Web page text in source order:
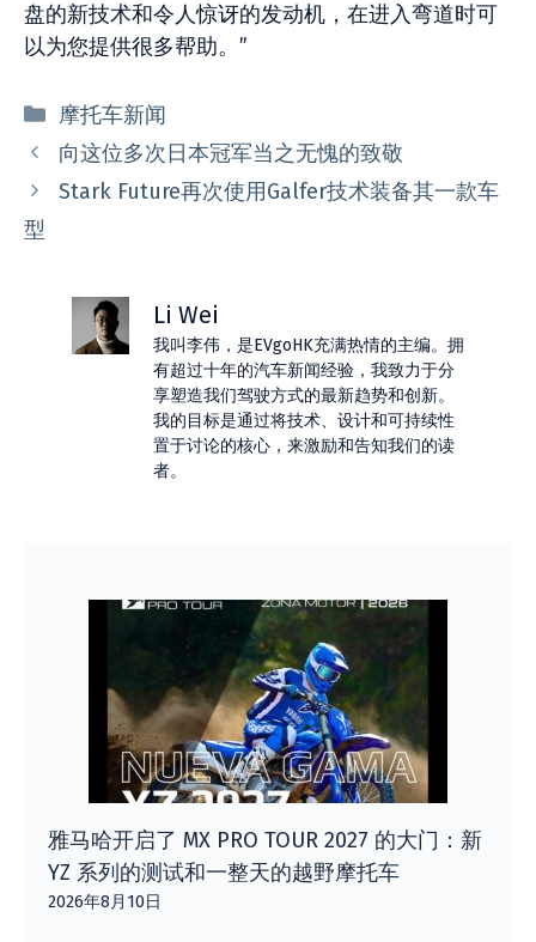
盘的新技术和令人惊讶的发动机，在进入弯道时可
以为您提供很多帮助。”
分
类
摩托车新闻
向这位多次日本冠军当之无愧的致敬
Stark Future再次使用Galfer技术装备其一款车
型
Li Wei
我叫李伟，是EVgoHK充满热情的主编。拥
有超过十年的汽车新闻经验，我致力于分
享塑造我们驾驶方式的最新趋势和创新。
我的目标是通过将技术、设计和可持续性
置于讨论的核心，来激励和告知我们的读
者。
雅马哈开启了 MX PRO TOUR 2027 的大门：新
YZ 系列的测试和一整天的越野摩托车
2026年8月10日